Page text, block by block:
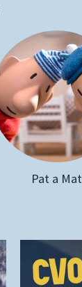
Pat a Mat